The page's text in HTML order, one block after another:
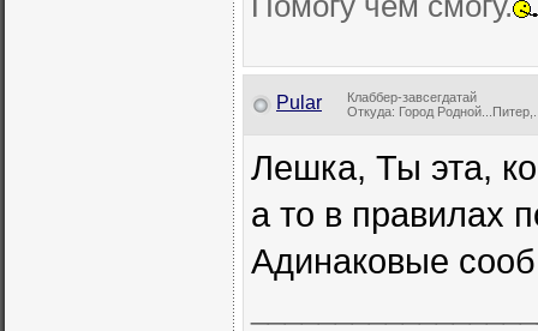
Pular
Клаббер-завсегдатай
Откуда: Город
Лешка, Ты эта,
а то в правилах
Адинаковые